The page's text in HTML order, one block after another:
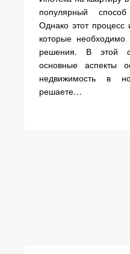
популярный
Однако этот процесс
которые необходимо
решения. В этой
основные аспекты
недвижимость в
решаете…